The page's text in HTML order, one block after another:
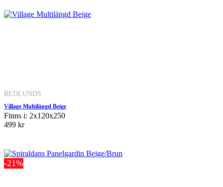
REDLUNDS
Village Multilängd Beige
Finns i: 2x120x250
499 kr
-21%